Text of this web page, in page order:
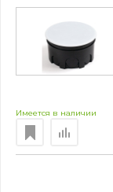
Имеется в наличии